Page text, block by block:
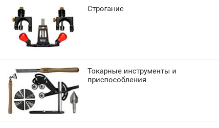
Строгание
Токарные инструменты и
приспособления